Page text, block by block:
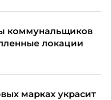
коммунальщиков
локации
марках украсит